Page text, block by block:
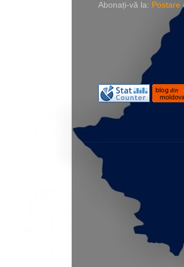
Abonați-vă la: Postare